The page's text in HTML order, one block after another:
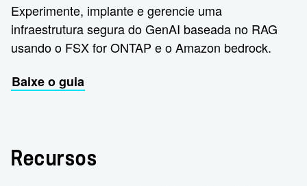
Experimente, implante e gerencie uma
infraestrutura segura do GenAI baseada no RAG
usando o FSX for ONTAP e o Amazon bedrock.
Baixe o guia
Recursos